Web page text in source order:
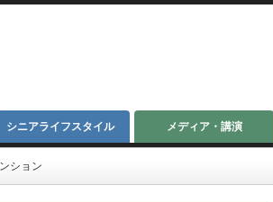
シニアライフスタイル メディア・講演
ション